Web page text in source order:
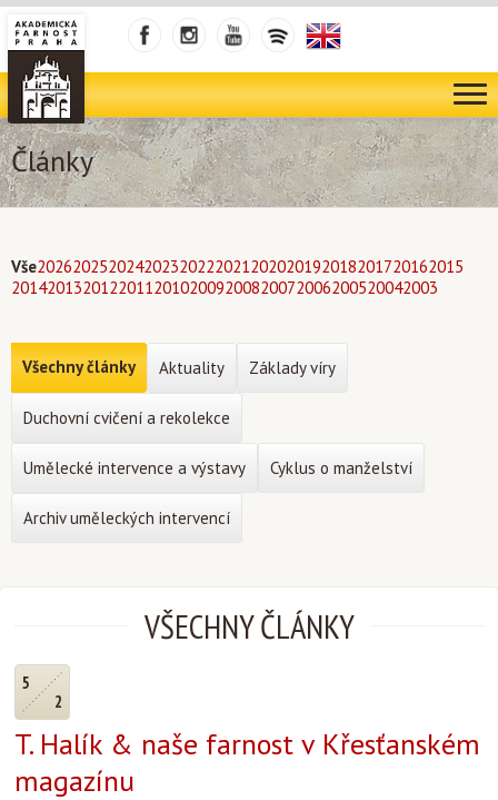
Články
Vše202620252024202320222021202020192018201720162015
201420132012201120102009200820072006200520042003
VŠECHNY ČLÁNKY
5
2
T. Halík & naše farnost v Křesťanském
magazínu
Všechny články Aktuality Základy víry
Duchovní cvičení a rekolekce
Umělecké intervence a výstavy Cyklus o manželství
Archiv uměleckých intervencí